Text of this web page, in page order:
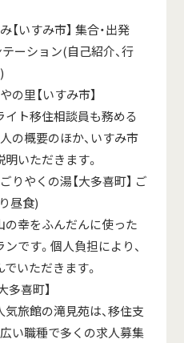
いすみ市】 集合・出発
ション(自己紹介、行
里【いすみ市】
移住相談員も務める
の概要のほか、いすみ市
いただきます。
やくの湯【大多喜町】 ご
昼食)
をふんだんに使った
です。個人負担により、
いただきます。
喜町】
館の滝見苑は、移住支
い職種で多くの求人募集